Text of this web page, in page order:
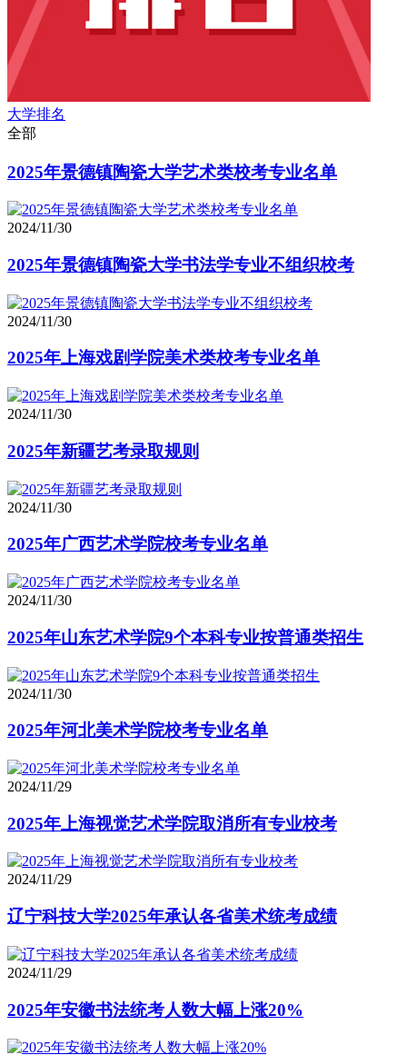
大学排名
全部
2025年景德镇陶瓷大学艺术类校考专业名单
2024/11/30
2025年景德镇陶瓷大学书法学专业不组织校考
2024/11/30
2025年上海戏剧学院美术类校考专业名单
2024/11/30
2025年新疆艺考录取规则
2024/11/30
2025年广西艺术学院校考专业名单
2024/11/30
2025年山东艺术学院9个本科专业按普通类招生
2024/11/30
2025年河北美术学院校考专业名单
2024/11/29
2025年上海视觉艺术学院取消所有专业校考
2024/11/29
辽宁科技大学2025年承认各省美术统考成绩
2024/11/29
2025年安徽书法统考人数大幅上涨20%